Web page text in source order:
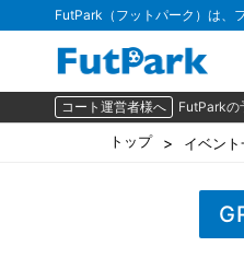
FutPark（フットパーク）は、
コート運営者様へ FutParkの
トップ イベント